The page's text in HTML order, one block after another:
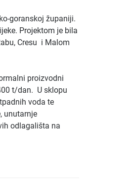
goranskoj županiji.
Projektom je bila
Cresu i Malom
proizvodni
t/dan. U sklopu
voda te
unutarnje
odlagališta na